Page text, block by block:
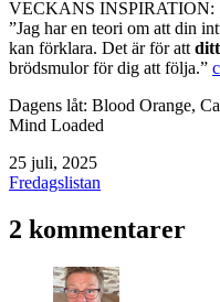
VECKANS INSPIRATION:
”Jag har en teori om att din
kan förklara. Det är för att
brödsmulor för dig att följa.”
Dagens låt: Blood Orange,
Mind Loaded
Publicerat
den
25 juli, 2025
Kategoriserat
Fredagslistan
2 kommentarer